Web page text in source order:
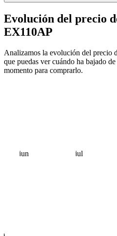
Evolución del precio
EX110AP
Analizamos la evolución del precio
que puedas ver cuándo ha bajado
momento para comprarlo.
jun jul